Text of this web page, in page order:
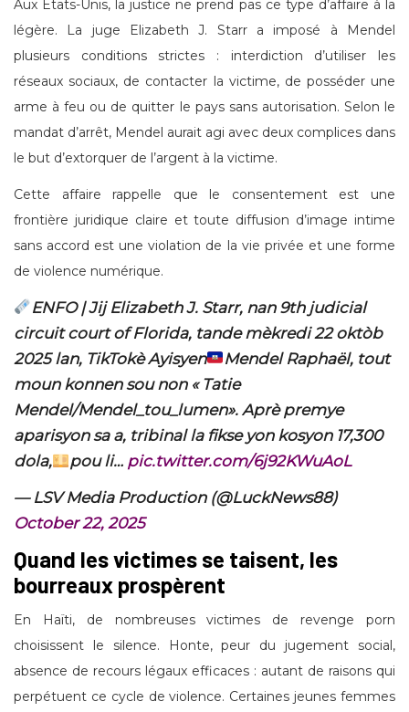
Aux États-Unis, la justice ne prend pas ce type d’affaire à la
légère. La juge Elizabeth J. Starr a imposé à Mendel
plusieurs conditions strictes : interdiction d’utiliser les
réseaux sociaux, de contacter la victime, de posséder une
arme à feu ou de quitter le pays sans autorisation. Selon le
mandat d’arrêt, Mendel aurait agi avec deux complices dans
le but d’extorquer de l’argent à la victime.
Cette affaire rappelle que le consentement est une
frontière juridique claire et toute diffusion d’image intime
sans accord est une violation de la vie privée et une forme
de violence numérique.
ENFO | Jij Elizabeth J. Starr, nan 9th judicial
circuit court of Florida, tande mèkredi 22 oktòb
2025 lan, TikTokè Ayisyen
Mendel Raphaël, tout
moun konnen sou non « Tatie
Mendel/Mendel_tou_lumen». Aprè premye
aparisyon sa a, tribinal la fikse yon kosyon 17,300
dola,
pou li… pic.twitter.com/6j92KWuAoL
— LSV Media Production (@LuckNews88)
October 22, 2025
Quand les victimes se taisent, les
bourreaux prospèrent
En Haïti, de nombreuses victimes de revenge porn
choisissent le silence. Honte, peur du jugement social,
absence de recours légaux efficaces : autant de raisons qui
perpétuent ce cycle de violence. Certaines jeunes femmes